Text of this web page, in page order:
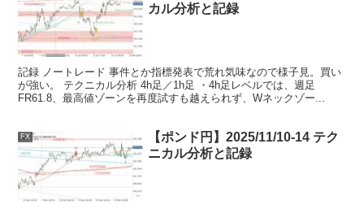
カル分析と記録
記録 ノートレード 事件とか指標発表で荒れ気味なので様子見。買い
が強い。 テクニカル分析 4h足／1h足 ・4h足レベルでは、週足
FR61.8、最高値ゾーンを再度試すも越えられず、Wネックゾー...
FX
【ポンド円】2025/11/10-14 テク
ニカル分析と記録